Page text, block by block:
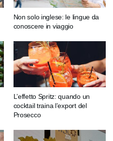
Non solo inglese: le lingue da
conoscere in viaggio
L’effetto Spritz: quando un
cocktail traina l’export del
Prosecco